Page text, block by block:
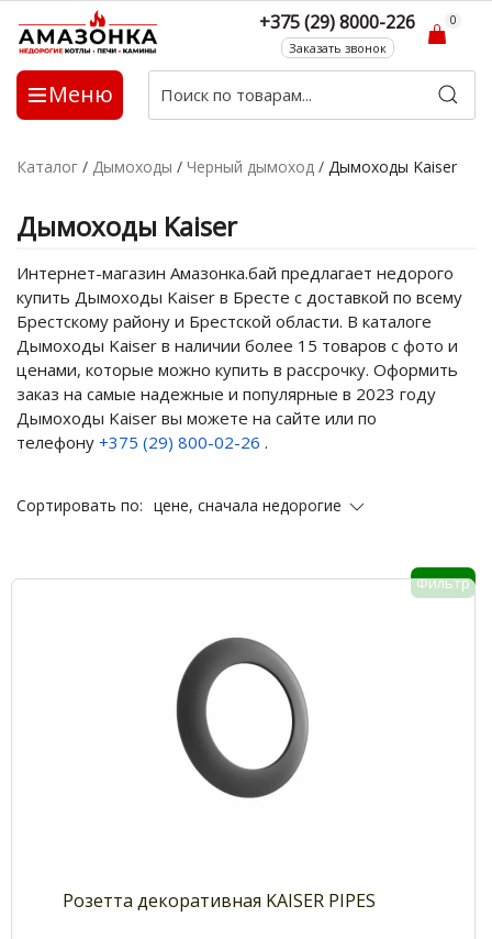
Меню
+375 (29) 8000-226
Заказать звонок
0
Каталог / Дымоходы / Черный дымоход / Дымоходы Kaiser
Дымоходы Kaiser
Интернет-магазин Амазонка.бай предлагает недорого
купить Дымоходы Kaiser в Бресте с доставкой по всему
Брестскому району и Брестской области. В каталоге
Дымоходы Kaiser в наличии более 15 товаров с фото и
ценами, которые можно купить в рассрочку. Оформить
заказ на самые надежные и популярные в 2023 году
Дымоходы Kaiser вы можете на сайте или по
телефону +375 (29) 800-02-26 .
Сортировать по: цене, сначала недорогие
Фильтр
Розетта декоративная KAISER PIPES